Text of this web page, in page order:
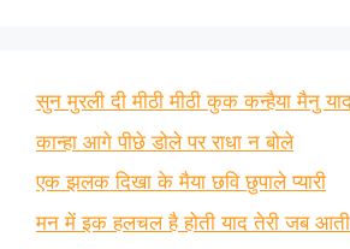
सुन मुरली दी मीठी मीठी कुक कन्हैया मैनु
कान्हा आगे पीछे डोले पर राधा न बोले
एक झलक दिखा के मैया छवि छुपाले प्यारी
मन में इक हलचल है होती याद तेरी जब